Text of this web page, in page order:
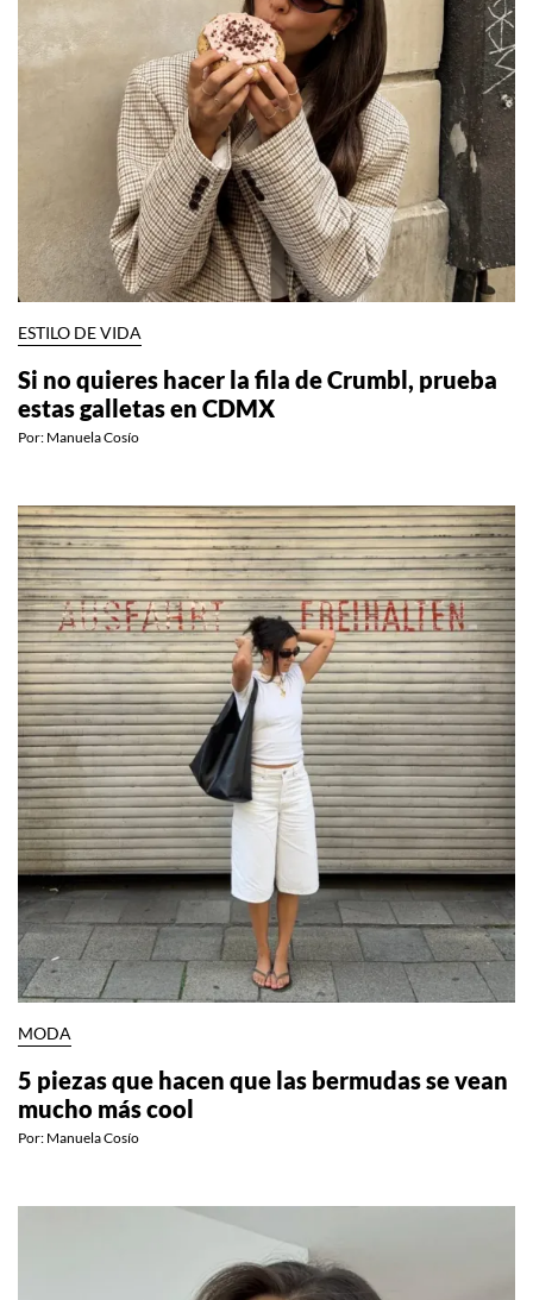
ESTILO DE VIDA
Si no quieres hacer la fila de Crumbl, prueba
estas galletas en CDMX
Por: Manuela Cosío
MODA
5 piezas que hacen que las bermudas se vean
mucho más cool
Por: Manuela Cosío